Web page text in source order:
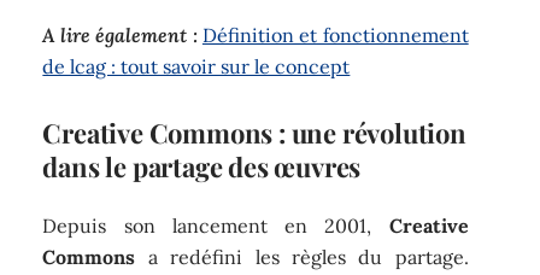
A lire également : Définition et fonctionnement
de lcag : tout savoir sur le concept
Creative Commons : une révolution
dans le partage des œuvres
Depuis son lancement en 2001, Creative
Commons a redéfini les règles du partage.